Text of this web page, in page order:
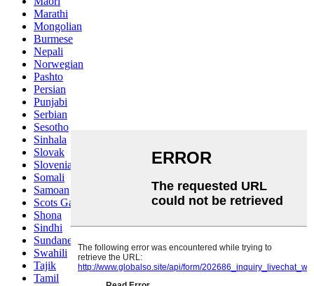
Marathi
Mongolian
Burmese
Nepali
Norwegian
Pashto
Persian
Punjabi
Serbian
Sesotho
Sinhala
Slovak
Slovenian
Somali
Samoan
Scots Gaelic
Shona
Sindhi
Sundanese
Swahili
Tajik
Tamil